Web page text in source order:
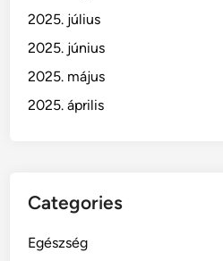
2025. július
2025. június
2025. május
2025. április
Categories
Egészség